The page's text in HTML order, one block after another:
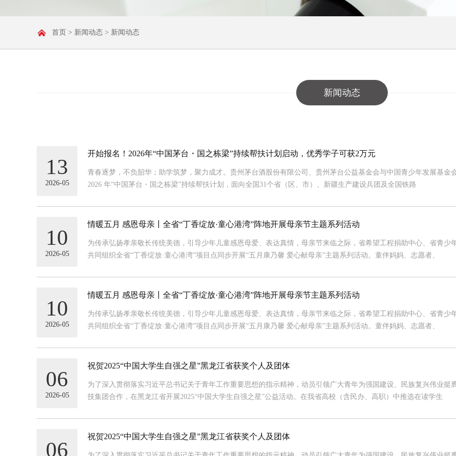
首页 > 新闻动态 > 新闻动态
新闻动态
13
2026-05
开始报名！2026年“中国茅台・国之栋梁”持续帮扶计划启动，优秀学子可获2万元
青春逐梦，不负韶华；助学筑梦，聚力成才。贵州茅台酒股份有限公司、贵州茅台公益基金会与中国青少年发展基金
2026 年“中国茅台・国之栋梁”持续帮扶计划，面向全国31个省（区、市）、新疆生产建设兵团及全国铁路
10
2026-05
情暖五月 感恩母亲丨全省“丁香绽放·童心港湾”阵地开展母亲节主题系列活动
为传承弘扬孝亲敬长传统美德，引导少年儿童感恩母爱、表达真情，母亲节来临之际，省希望工程捐助中心、省青少
共同组织全省“丁香绽放·童心港湾”项目点同步开展“五月康乃馨 爱心献母亲”主题系列活动。童伴妈妈、志愿者、
10
2026-05
情暖五月 感恩母亲丨全省“丁香绽放·童心港湾”阵地开展母亲节主题系列活动
为传承弘扬孝亲敬长传统美德，引导少年儿童感恩母爱、表达真情，母亲节来临之际，省希望工程捐助中心、省青少
共同组织全省“丁香绽放·童心港湾”项目点同步开展“五月康乃馨 爱心献母亲”主题系列活动。童伴妈妈、志愿者、
06
2026-05
祝贺2025“中国大学生自强之星”黑龙江省获奖个人及团体
为了深入贯彻落实习近平总书记关于青年工作重要思想的指示精神，动员引领广大青年为强国建设、民族复兴伟业挺
技集团合作，在黑龙江省开展2025“中国大学生自强之星”公益活动。在我省高校（含民办、高职）中推选在读学生
06
祝贺2025“中国大学生自强之星”黑龙江省获奖个人及团体